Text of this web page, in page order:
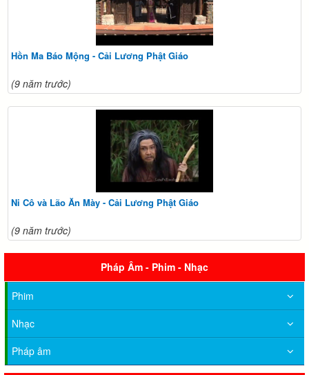
Hồn Ma Báo Mộng - Cải Lương Phật Giáo
(9 năm trước)
Ni Cô và Lão Ăn Mày - Cải Lương Phật Giáo
(9 năm trước)
Pháp Âm - Phim - Nhạc
Phim
Nhạc
Pháp âm